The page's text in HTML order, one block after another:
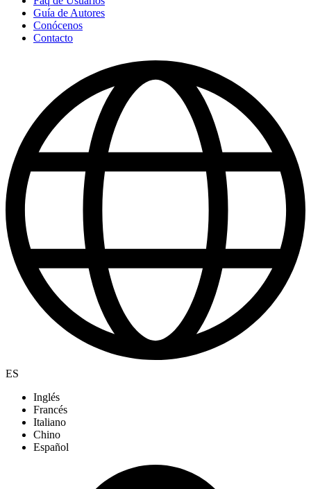
Guía de Autores
Conócenos
Contacto
ES
Inglés
Francés
Italiano
Chino
Español